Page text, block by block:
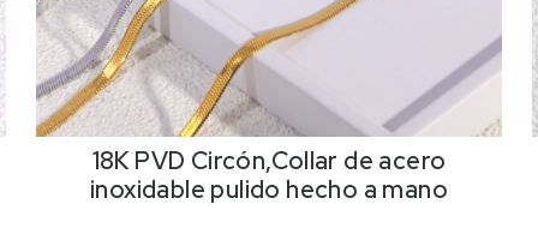
18K PVD Circón,Collar de acero
inoxidable pulido hecho a mano